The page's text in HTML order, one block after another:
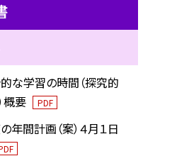
な学習の時間（探究的
概要
PDF
年間計画（案）４月１日